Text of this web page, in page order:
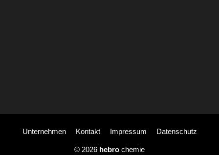
Unternehmen Kontakt Impressum Datenschutz
© 2026 hebro chemie